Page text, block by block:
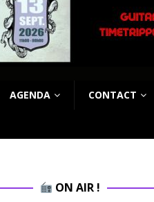
AGENDA CONTACT
ON AIR !